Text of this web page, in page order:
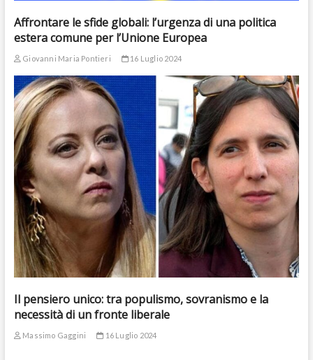
Affrontare le sfide globali: l’urgenza di una politica
estera comune per l’Unione Europea
Giovanni Maria Pontieri 16 Luglio 2024
Il pensiero unico: tra populismo, sovranismo e la
necessità di un fronte liberale
Massimo Gaggini 16 Luglio 2024